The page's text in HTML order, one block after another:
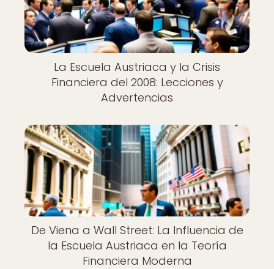
La Escuela Austriaca y la Crisis
Financiera del 2008: Lecciones y
Advertencias
De Viena a Wall Street: La Influencia de
la Escuela Austriaca en la Teoría
Financiera Moderna